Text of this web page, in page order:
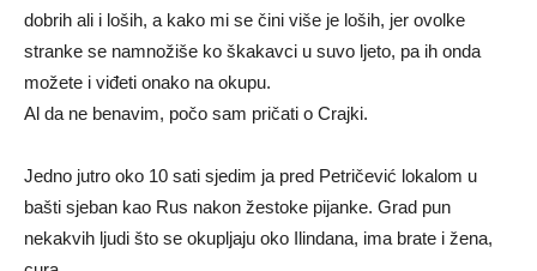
dobrih ali i loših, a kako mi se čini više je loših, jer ovolke
stranke se namnožiše ko škakavci u suvo ljeto, pa ih onda
možete i viđeti onako na okupu.
Al da ne benavim, počo sam pričati o Crajki.
Jedno jutro oko 10 sati sjedim ja pred Petričević lokalom u
bašti sjeban kao Rus nakon žestoke pijanke. Grad pun
nekakvih ljudi što se okupljaju oko Ilindana, ima brate i žena,